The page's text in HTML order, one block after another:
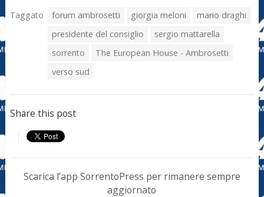
Taggato forum ambrosetti giorgia meloni
mario draghi
presidente del consiglio
sergio mattarella
sorrento
The European House - Ambrosetti
verso sud
Share this post
Scarica l’app SorrentoPress per rimanere sempre
aggiornato